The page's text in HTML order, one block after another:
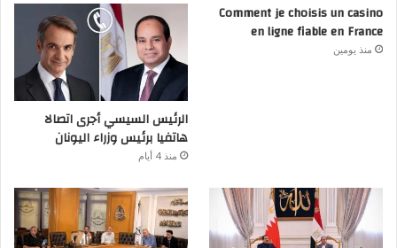
Comment je choisis un casino
en ligne fiable en France
منذ يومين
الرئيس السيسي أجرى اتصالا
هاتفيا برئيس وزراء اليونان
منذ 4 أيام